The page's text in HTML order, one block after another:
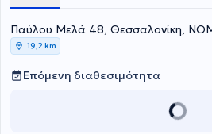
Παύλου Μελά 48, Θεσσαλονίκη,
19,2 km
Επόμενη διαθεσιμότητα